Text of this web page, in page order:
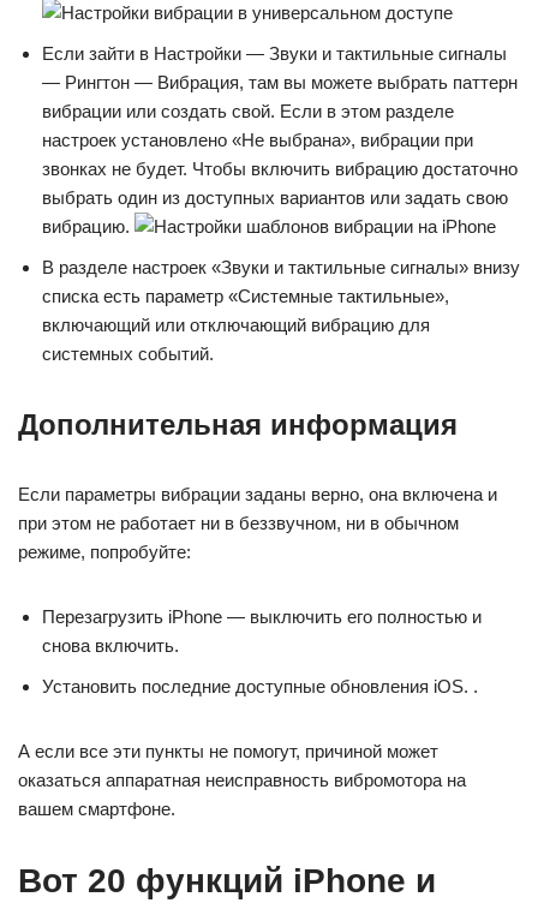
Если зайти в Настройки — Звуки и тактильные сигналы
— Рингтон — Вибрация, там вы можете выбрать паттерн
вибрации или создать свой. Если в этом разделе
настроек установлено «Не выбрана», вибрации при
звонках не будет. Чтобы включить вибрацию достаточно
выбрать один из доступных вариантов или задать свою
вибрацию.
В разделе настроек «Звуки и тактильные сигналы» внизу
списка есть параметр «Системные тактильные»,
включающий или отключающий вибрацию для
системных событий.
Дополнительная информация
Если параметры вибрации заданы верно, она включена и
при этом не работает ни в беззвучном, ни в обычном
режиме, попробуйте:
Перезагрузить iPhone — выключить его полностью и
снова включить.
Установить последние доступные обновления iOS. .
А если все эти пункты не помогут, причиной может
оказаться аппаратная неисправность вибромотора на
вашем смартфоне.
Вот 20 функций iPhone и